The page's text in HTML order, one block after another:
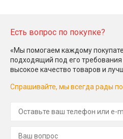
Есть вопрос по покупке?
«Мы помогаем каждому
подходящий под его требования
высокое качество товаров и
Спрашивайте, мы всегда рады